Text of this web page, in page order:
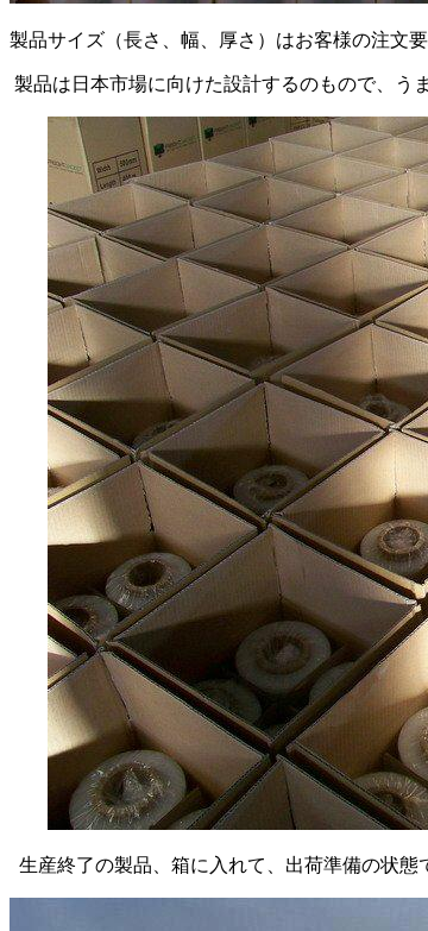
製品サイズ（長さ、幅、厚さ）はお客様の注文
製品は日本市場に向けた設計するのもので、う
生産終了の製品、箱に入れて、出荷準備の状態